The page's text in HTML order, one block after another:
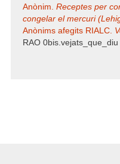
Anònim. Receptes per
congelar el mercuri
Anònims afegits RIALC.
RAO 0bis.vejats_que_diu